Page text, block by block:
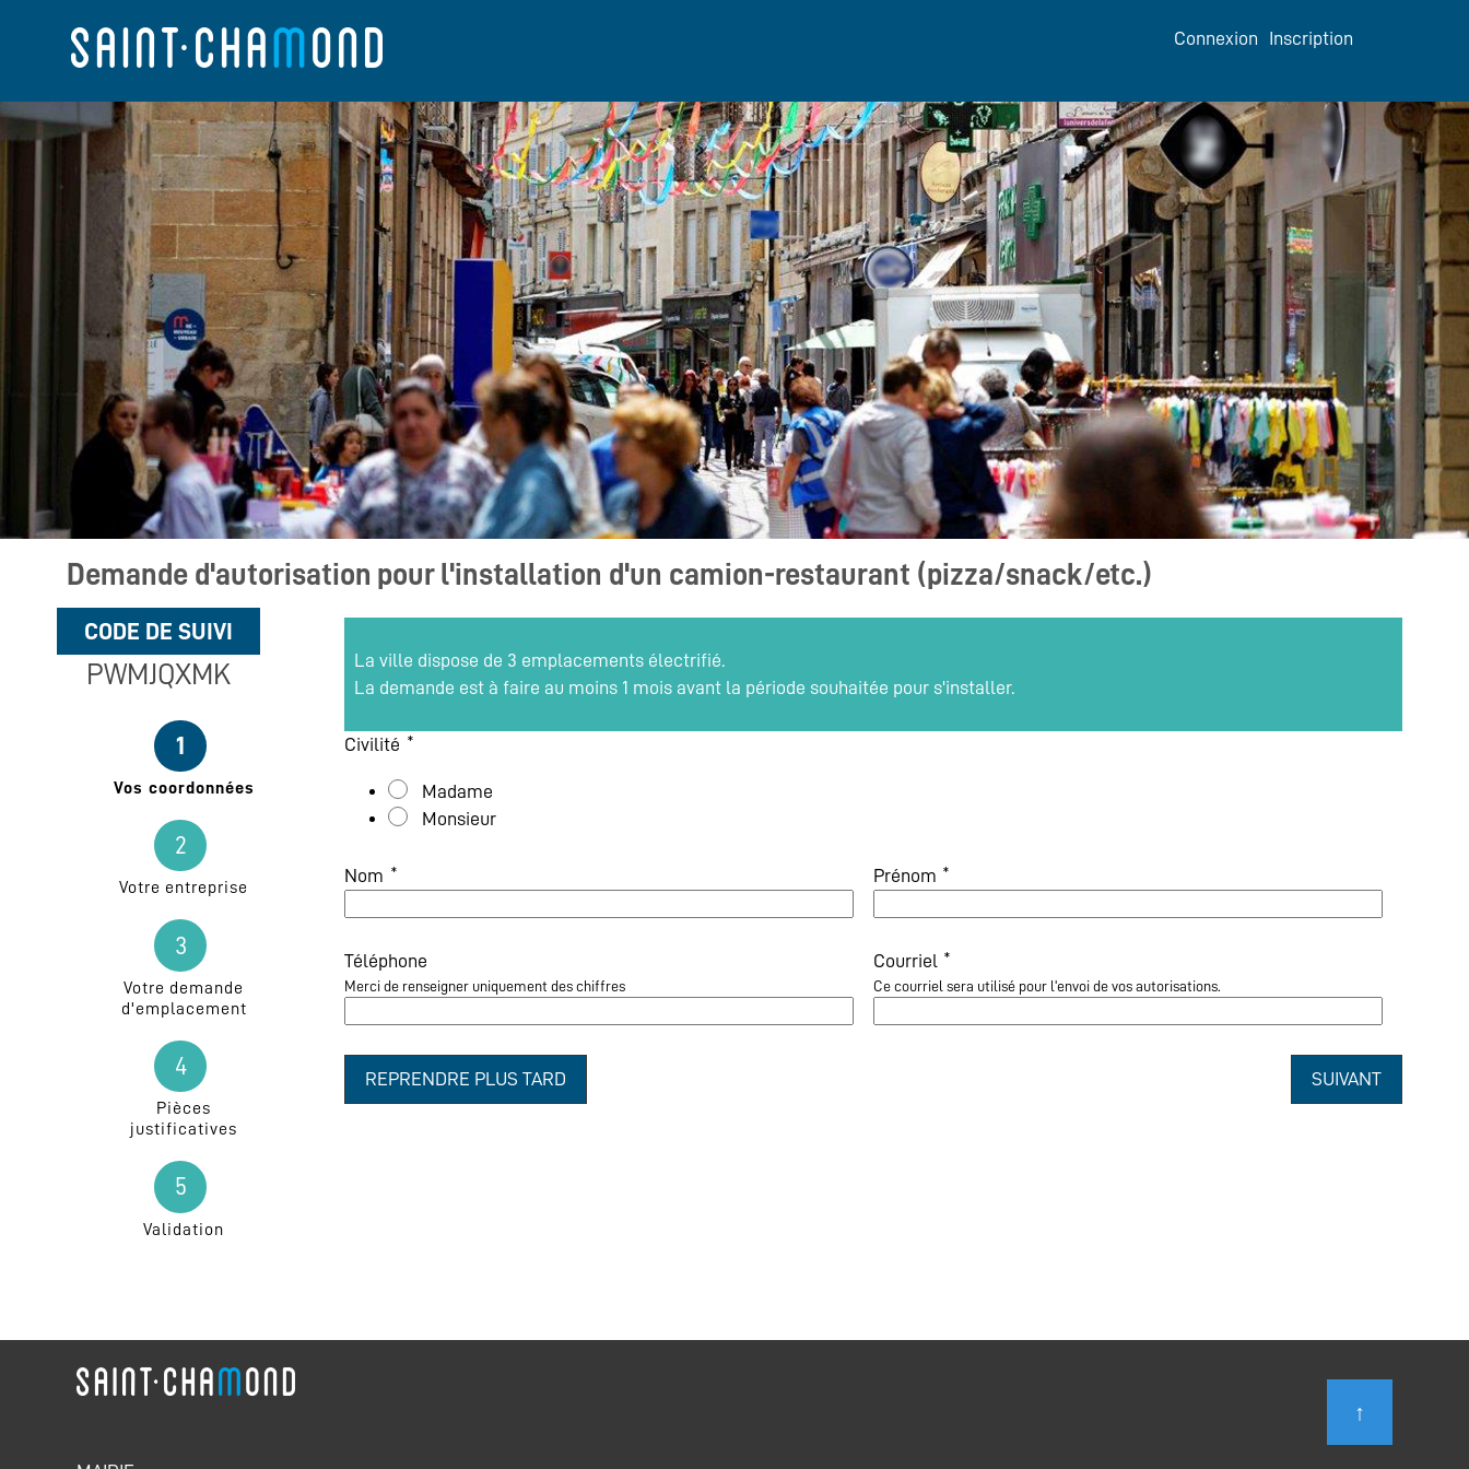
Connexion Inscription
Demande d'autorisation pour l'installation d'un camion-restaurant (pizza/snack/etc.)
CODE DE SUIVI
PWMJQXMK
1
Vos coordonnées (étape courante)
2
Votre entreprise
3
Votre demande
d'emplacement
4
Pièces
justificatives
5
Validation
La ville dispose de 3 emplacements électrifié.
La demande est à faire au moins 1 mois avant la période souhaitée pour s'installer.
Civilité *
Madame
Monsieur
Nom * Prénom *
Téléphone
Merci de renseigner uniquement des chiffres
Courriel *
Ce courriel sera utilisé pour l'envoi de vos autorisations.
SUIVANT
REPRENDRE PLUS TARD
↑